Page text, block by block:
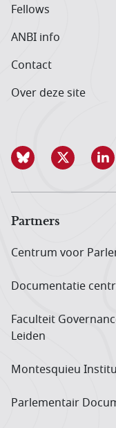
Fellows
ANBI info
Contact
Over deze site
Partners
Centrum voor
Documentatie
Faculteit
Leiden
Montesquieu
Parlementair